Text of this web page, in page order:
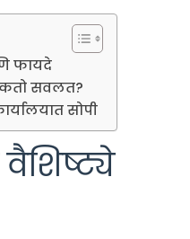
फायदे
सवलत?
सोपी